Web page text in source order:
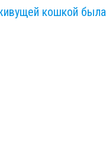
кошкой была